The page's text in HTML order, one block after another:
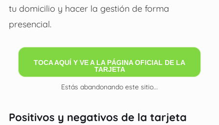
tu domicilio y hacer la gestión de forma
presencial.
TOCA AQUÍ Y VE A LA PÁGINA OFICIAL DE LA
TARJETA
Estás abandonando este sitio...
Positivos y negativos de la tarjeta